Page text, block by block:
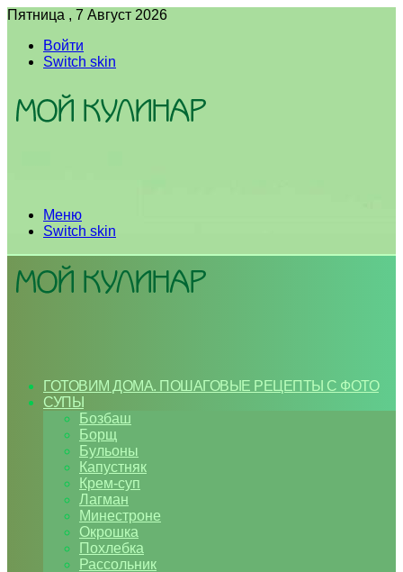
Пятница , 7 Август 2026
Войти
Switch skin
Меню
Switch skin
ГОТОВИМ ДОМА. ПОШАГОВЫЕ РЕЦЕПТЫ С ФОТО
СУПЫ
Бозбаш
Борщ
Бульоны
Капустняк
Крем-суп
Лагман
Минестроне
Окрошка
Похлебка
Рассольник